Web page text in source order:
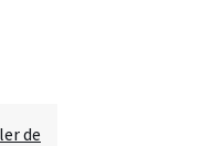
de